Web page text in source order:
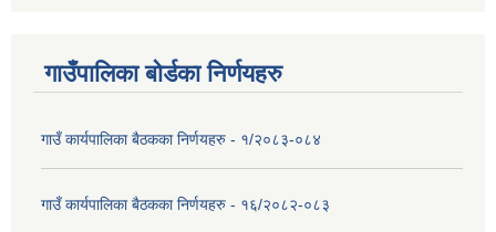
गाउँपालिका बोर्डका निर्णयहरु
गाउँ कार्यपालिका बैठकका निर्णयहरु - १/२०८३-०८४
गाउँ कार्यपालिका बैठकका निर्णयहरु - १६/२०८२-०८३